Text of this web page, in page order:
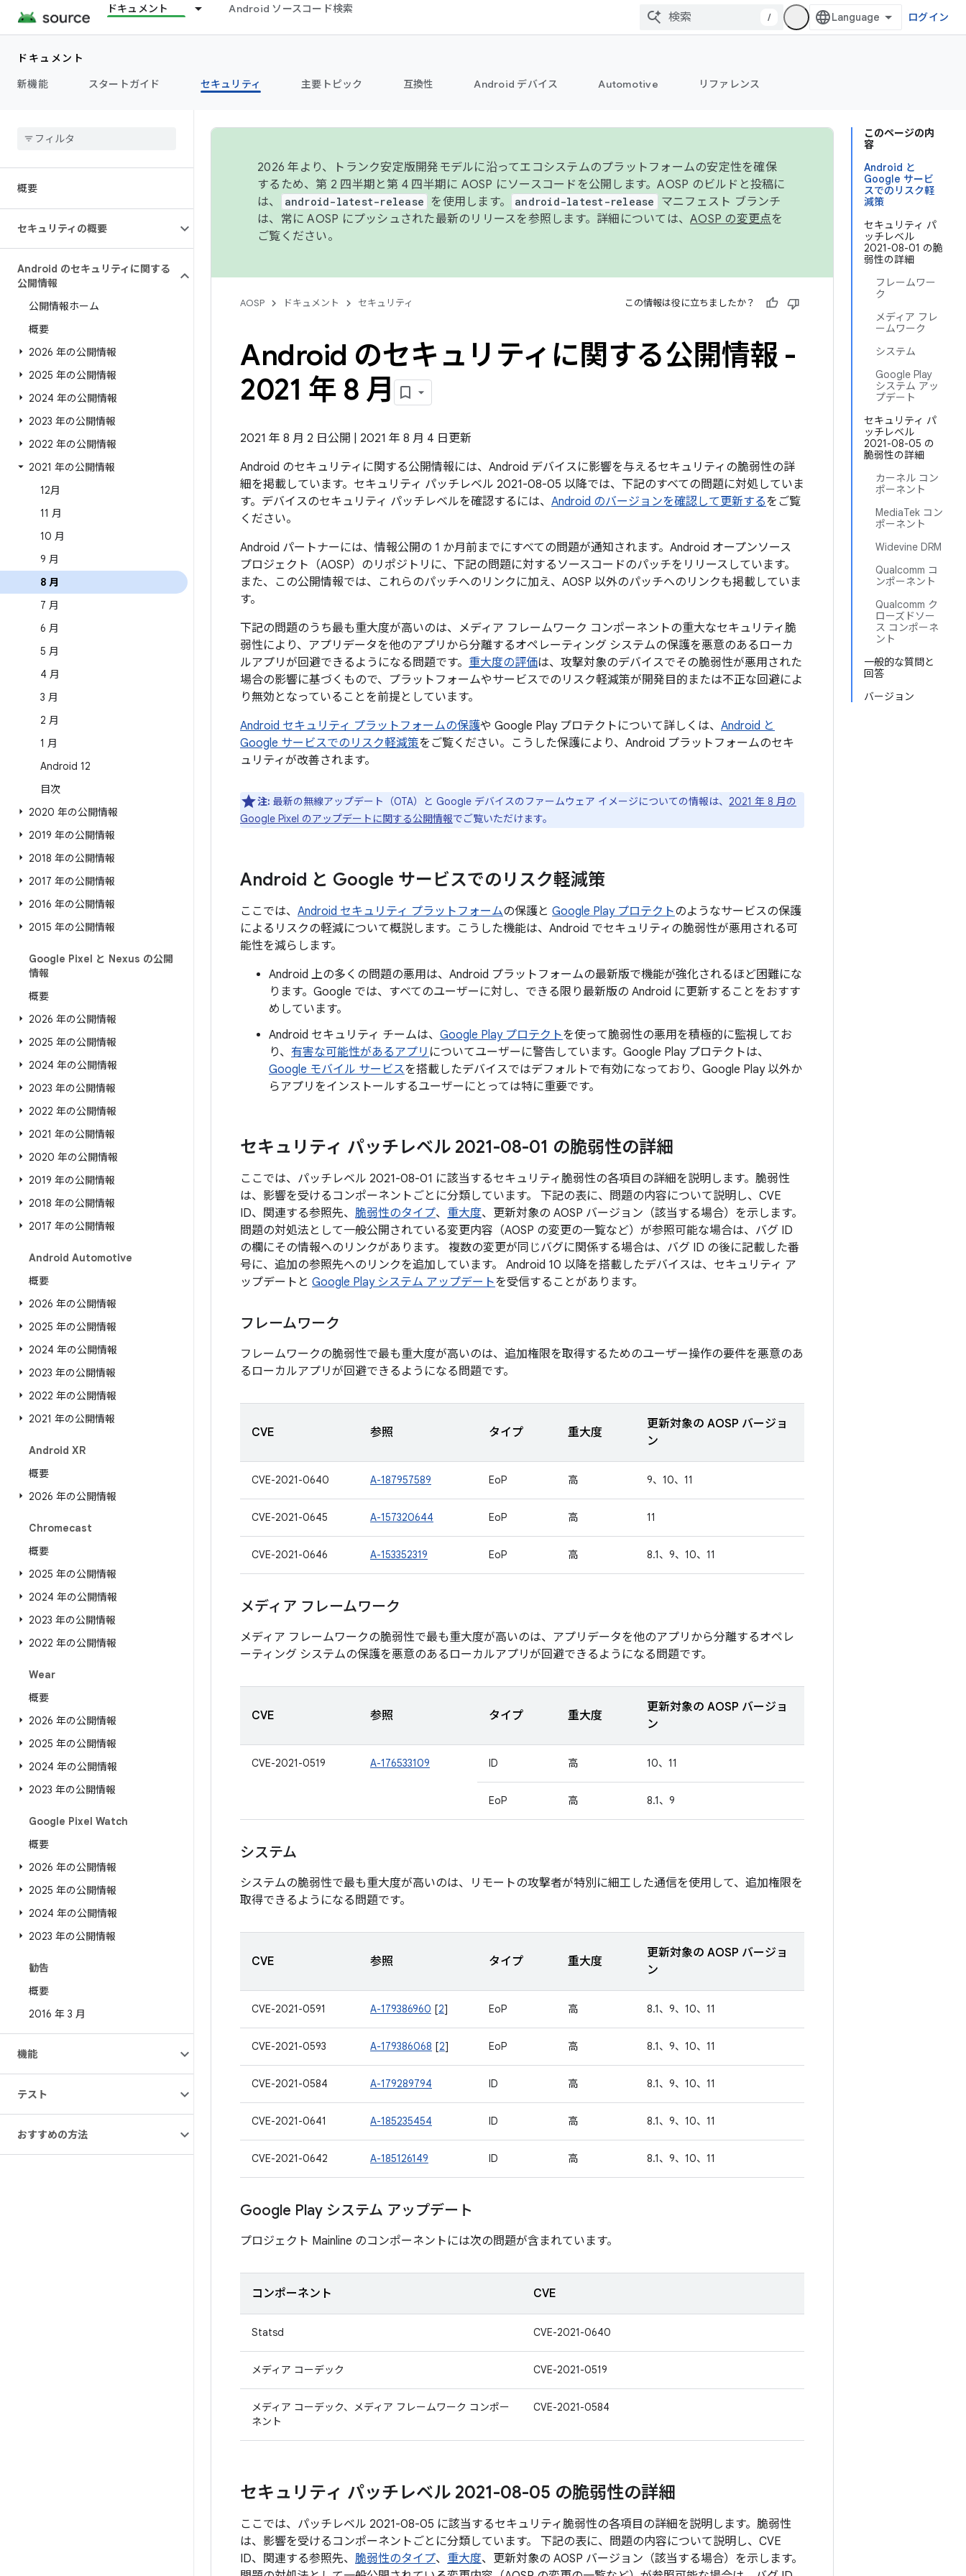
ドキュメント Android ソースコード検索
/ ログイン
ドキュメント
新機能
スタートガイド セキュリティ 主要トピック 互換性 Android デバイス Automotive リファレンス
概要
セキュリティの概要
Android のセキュリティに関する
公開情報
公開情報ホーム
概要
2026 年の公開情報
2025 年の公開情報
2024 年の公開情報
2023 年の公開情報
2022 年の公開情報
2021 年の公開情報
12月
11 月
10 月
9 月
8 月
7 月
6 月
5 月
4 月
3 月
2 月
1 月
Android 12
目次
2020 年の公開情報
2019 年の公開情報
2018 年の公開情報
2017 年の公開情報
2016 年の公開情報
2015 年の公開情報
Google Pixel と Nexus の公開
情報
概要
2026 年の公開情報
2025 年の公開情報
2024 年の公開情報
2023 年の公開情報
2022 年の公開情報
2021 年の公開情報
2020 年の公開情報
2019 年の公開情報
2018 年の公開情報
2017 年の公開情報
Android Automotive
概要
2026 年の公開情報
2025 年の公開情報
2024 年の公開情報
2023 年の公開情報
2022 年の公開情報
2021 年の公開情報
Android XR
概要
2026 年の公開情報
Chromecast
概要
2025 年の公開情報
2024 年の公開情報
2023 年の公開情報
2022 年の公開情報
Wear
概要
2026 年の公開情報
2025 年の公開情報
2024 年の公開情報
2023 年の公開情報
Google Pixel Watch
概要
2026 年の公開情報
2025 年の公開情報
2024 年の公開情報
2023 年の公開情報
勧告
概要
2016 年 3 月
機能
テスト
おすすめの方法
このページの内
容
Android と
Google サービ
スでのリスク軽
減策
セキュリティ パ
ッチレベル
2021-08-01 の脆
弱性の詳細
フレームワー
ク
メディア フレ
ームワーク
システム
Google Play
システム アッ
プデート
セキュリティ パ
ッチレベル
2021-08-05 の
脆弱性の詳細
カーネル コン
ポーネント
MediaTek コン
ポーネント
Widevine DRM
Qualcomm コ
ンポーネント
Qualcomm ク
ローズドソー
ス コンポーネ
ント
一般的な質問と
回答
バージョン
2026 年より、トランク安定版開発モデルに沿ってエコシステムのプラットフォームの安定性を確保
するため、第 2 四半期と第 4 四半期に AOSP にソースコードを公開します。AOSP のビルドと投稿に
は、
android-latest-release を使用します。 android-latest-release
マニフェスト ブランチ
は、常に AOSP にプッシュされた最新のリリースを参照します。詳細については、 AOSP の変更点を
ご覧ください。
AOSP ドキュメント セキュリティ この情報は役に立ちましたか？
Android のセキュリティに関する公開情報 -
2021 年 8 月
2021 年 8 月 2 日公開 | 2021 年 8 月 4 日更新
Android のセキュリティに関する公開情報には、Android デバイスに影響を与えるセキュリティの脆弱性の詳
細を掲載しています。セキュリティ パッチレベル 2021-08-05 以降では、下記のすべての問題に対処していま
す。デバイスのセキュリティ パッチレベルを確認するには、 Android のバージョンを確認して更新するをご覧
ください。
Android パートナーには、情報公開の 1 か月前までにすべての問題が通知されます。Android オープンソース
プロジェクト（AOSP）のリポジトリに、下記の問題に対するソースコードのパッチをリリースしています。
また、この公開情報では、これらのパッチへのリンクに加え、AOSP 以外のパッチへのリンクも掲載していま
す。
下記の問題のうち最も重大度が高いのは、メディア フレームワーク コンポーネントの重大なセキュリティ脆
弱性により、アプリデータを他のアプリから分離するオペレーティング システムの保護を悪意のあるローカ
ルアプリが回避できるようになる問題です。 重大度の評価は、攻撃対象のデバイスでその脆弱性が悪用された
場合の影響に基づくもので、プラットフォームやサービスでのリスク軽減策が開発目的または不正な回避によ
り無効となっていることを前提としています。
Android セキュリティ プラットフォームの保護や Google Play プロテクトについて詳しくは、 Android と
Google サービスでのリスク軽減策をご覧ください。こうした保護により、Android プラットフォームのセキ
ュリティが改善されます。
注: 最新の無線アップデート（OTA）と Google デバイスのファームウェア イメージについての情報は、 2021 年 8 月の
Google Pixel のアップデートに関する公開情報でご覧いただけます。
Android と Google サービスでのリスク軽減策
ここでは、 Android セキュリティ プラットフォームの保護と Google Play プロテクトのようなサービスの保護
によるリスクの軽減について概説します。こうした機能は、Android でセキュリティの脆弱性が悪用される可
能性を減らします。
Android 上の多くの問題の悪用は、Android プラットフォームの最新版で機能が強化されるほど困難にな
ります。Google では、すべてのユーザーに対し、できる限り最新版の Android に更新することをおすす
めしています。
Android セキュリティ チームは、 Google Play プロテクトを使って脆弱性の悪用を積極的に監視してお
り、 有害な可能性があるアプリ についてユーザーに警告しています。Google Play プロテクトは、
Google モバイル サービスを搭載したデバイスではデフォルトで有効になっており、Google Play 以外か
らアプリをインストールするユーザーにとっては特に重要です。
セキュリティ パッチレベル 2021-08-01 の脆弱性の詳細
ここでは、パッチレベル 2021-08-01 に該当するセキュリティ脆弱性の各項目の詳細を説明します。脆弱性
は、影響を受けるコンポーネントごとに分類しています。 下記の表に、問題の内容について説明し、CVE
ID、関連する参照先、 脆弱性のタイプ、 重大度、更新対象の AOSP バージョン（該当する場合）を示します。
問題の対処法として一般公開されている変更内容（AOSP の変更の一覧など）が参照可能な場合は、バグ ID
の欄にその情報へのリンクがあります。 複数の変更が同じバグに関係する場合は、バグ ID の後に記載した番
号に、追加の参照先へのリンクを追加しています。 Android 10 以降を搭載したデバイスは、セキュリティ ア
ップデートと Google Play システム アップデートを受信することがあります。
フレームワーク
フレームワークの脆弱性で最も重大度が高いのは、追加権限を取得するためのユーザー操作の要件を悪意のあ
るローカルアプリが回避できるようになる問題です。
CVE 参照 タイプ 重大度
更新対象の AOSP バージョ
ン
CVE-2021-0640 A-187957589 EoP 高 9、10、11
CVE-2021-0645 A-157320644 EoP 高 11
CVE-2021-0646 A-153352319 EoP 高 8.1、9、10、11
メディア フレームワーク
メディア フレームワークの脆弱性で最も重大度が高いのは、アプリデータを他のアプリから分離するオペレ
ーティング システムの保護を悪意のあるローカルアプリが回避できるようになる問題です。
CVE 参照 タイプ 重大度
更新対象の AOSP バージョ
ン
CVE-2021-0519 A-176533109 ID 高 10、11
EoP 高 8.1、9
システム
システムの脆弱性で最も重大度が高いのは、リモートの攻撃者が特別に細工した通信を使用して、追加権限を
取得できるようになる問題です。
CVE 参照 タイプ 重大度
更新対象の AOSP バージョ
ン
CVE-2021-0591 A-179386960 [2] EoP 高 8.1、9、10、11
CVE-2021-0593 A-179386068 [2] EoP 高 8.1、9、10、11
CVE-2021-0584 A-179289794 ID 高 8.1、9、10、11
CVE-2021-0641 A-185235454 ID 高 8.1、9、10、11
CVE-2021-0642 A-185126149 ID 高 8.1、9、10、11
Google Play システム アップデート
プロジェクト Mainline のコンポーネントには次の問題が含まれています。
コンポーネント CVE
Statsd CVE-2021-0640
メディア コーデック CVE-2021-0519
メディア コーデック、メディア フレームワーク コンポー
ネント
CVE-2021-0584
セキュリティ パッチレベル 2021-08-05 の脆弱性の詳細
ここでは、パッチレベル 2021-08-05 に該当するセキュリティ脆弱性の各項目の詳細を説明します。脆弱性
は、影響を受けるコンポーネントごとに分類しています。 下記の表に、問題の内容について説明し、CVE
ID、関連する参照先、 脆弱性のタイプ、 重大度、更新対象の AOSP バージョン（該当する場合）を示します。